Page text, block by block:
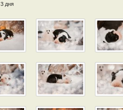
3 дня